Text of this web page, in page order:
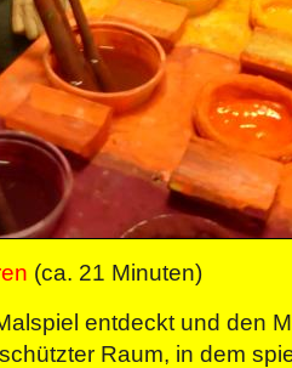
(ca. 21 Minuten)
entdeckt und den
Raum, in dem